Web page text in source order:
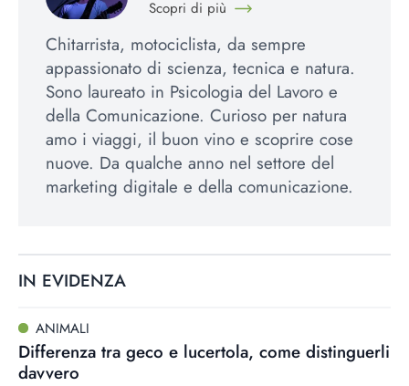
Scopri di più
Chitarrista, motociclista, da sempre
appassionato di scienza, tecnica e natura.
Sono laureato in Psicologia del Lavoro e
della Comunicazione. Curioso per natura
amo i viaggi, il buon vino e scoprire cose
nuove. Da qualche anno nel settore del
marketing digitale e della comunicazione.
IN EVIDENZA
ANIMALI
Differenza tra geco e lucertola, come distinguerli
davvero